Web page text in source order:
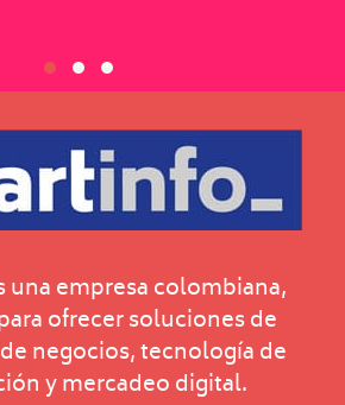
una empresa colombiana,
ofrecer soluciones de
negocios, tecnología de
y mercadeo digital.